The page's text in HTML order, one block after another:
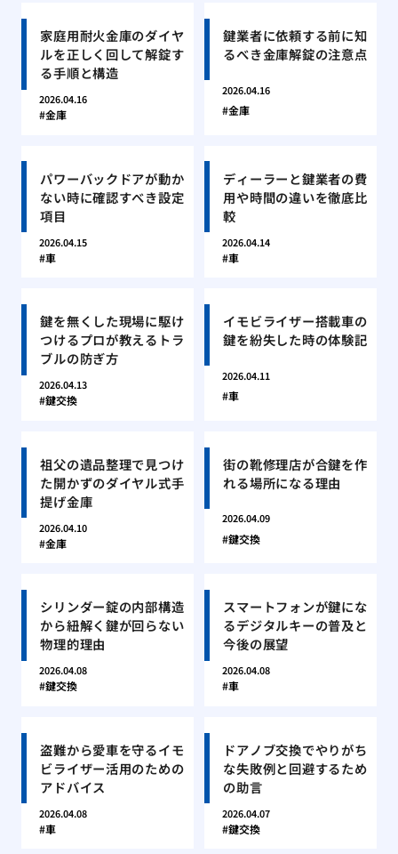
家庭用耐火金庫のダイヤ
ルを正しく回して解錠す
る手順と構造
2026.04.16
金庫
鍵業者に依頼する前に知
るべき金庫解錠の注意点
2026.04.16
金庫
パワーバックドアが動か
ない時に確認すべき設定
項目
2026.04.15
車
ディーラーと鍵業者の費
用や時間の違いを徹底比
較
2026.04.14
車
鍵を無くした現場に駆け
つけるプロが教えるトラ
ブルの防ぎ方
2026.04.13
鍵交換
イモビライザー搭載車の
鍵を紛失した時の体験記
2026.04.11
車
祖父の遺品整理で見つけ
た開かずのダイヤル式手
提げ金庫
2026.04.10
金庫
街の靴修理店が合鍵を作
れる場所になる理由
2026.04.09
鍵交換
シリンダー錠の内部構造
から紐解く鍵が回らない
物理的理由
2026.04.08
鍵交換
スマートフォンが鍵にな
るデジタルキーの普及と
今後の展望
2026.04.08
車
盗難から愛車を守るイモ
ビライザー活用のための
アドバイス
2026.04.08
車
ドアノブ交換でやりがち
な失敗例と回避するため
の助言
2026.04.07
鍵交換